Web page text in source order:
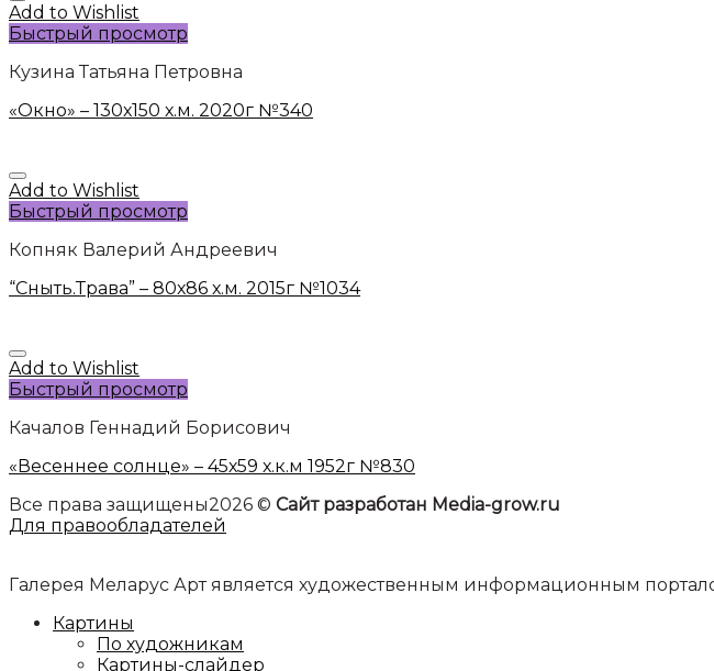
Add to Wishlist
Быстрый просмотр
Кузина Татьяна Петровна
«Окно» – 130х150 х.м. 2020г №340
Add to Wishlist
Быстрый просмотр
Копняк Валерий Андреевич
“Сныть.Трава” – 80х86 х.м. 2015г №1034
Add to Wishlist
Быстрый просмотр
Качалов Геннадий Борисович
«Весеннее солнце» – 45х59 х.к.м 1952г №830
Все права защищены2026 © Сайт разработан Media-grow.ru
Для правообладателей
Галерея Меларус Арт является художественным информационным
Картины
По художникам
Картины-слайдер